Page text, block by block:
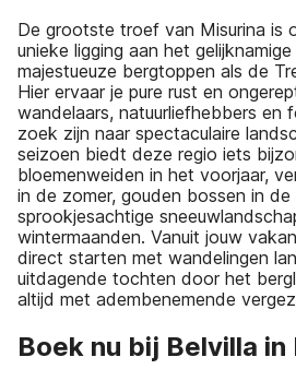
De grootste troef van Misurina is
unieke ligging aan het
majestueuze bergtoppen als de
Hier ervaar je pure rust en
wandelaars, natuurliefhebbers en
zoek zijn naar spectaculaire
seizoen biedt deze regio iets
bloemenweiden in het voorjaar,
in de zomer, gouden bossen in
sprookjesachtige
wintermaanden. Vanuit jouw
direct starten met wandelingen
uitdagende tochten door het
altijd met adembenemende
Boek nu bij Belvilla in